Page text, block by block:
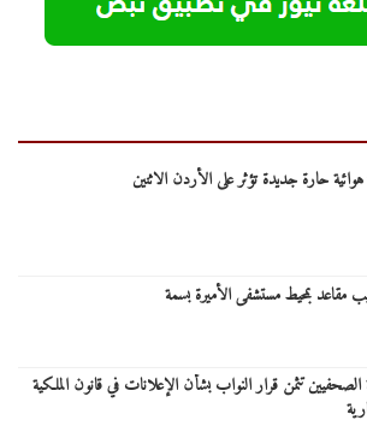
حارة جديدة تؤثر على الأردن الاثنين
مقاعد بمحيط مستشفى الأميرة بسمة
الصحفيين تثمن قرار النواب بشأن الإعلانات في قانون الملكية